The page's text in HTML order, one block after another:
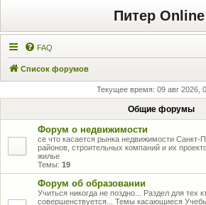
Питер Online
FAQ
Список форумов
Текущее время: 09 авг 2026,
Общие форумы
Форум о недвижимости
се что касается рынка недвижимости Санкт-
районов, строительных компаний и их
жилье
Темы: 19
Форум об образовании
Учиться никогда не поздно... Раздел для тех
совершенствуется... Темы касающиеся